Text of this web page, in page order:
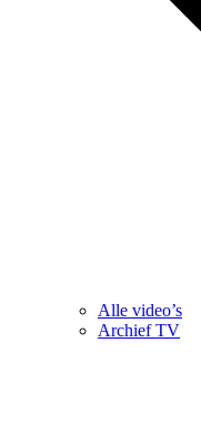
Alle video’s
Archief TV